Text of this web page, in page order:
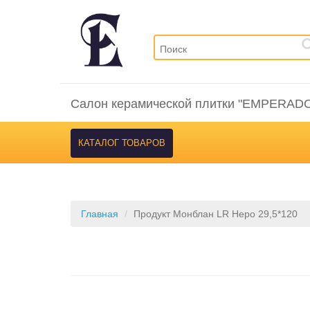
Салон керамической плитки
КАТАЛОГ ТОВАРОВ
Главная Продукт Монблан LR Неро 29,5*120